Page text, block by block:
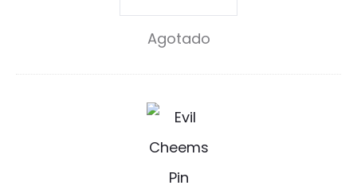
F
i
n
is
Fine
Pin
cantidad
Agotado
E
v
i